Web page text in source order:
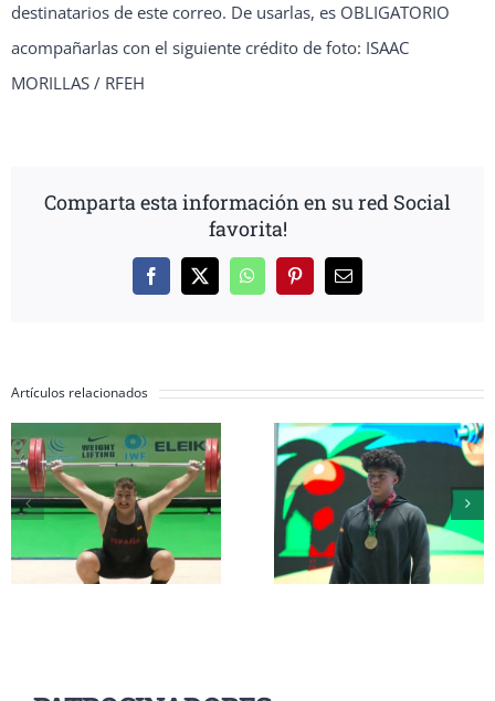
destinatarios de este correo. De usarlas, es OBLIGATORIO
acompañarlas con el siguiente crédito de foto: ISAAC
MORILLAS / RFEH
Comparta esta información en su red Social
favorita!
Facebook
X WhatsAppPinterestCorreo
Artículos relacionados
Erik Guadamud
conquista el oro
mundial en
arrancada y dos
platas en
Colombia
Inés Conde y
Mendizábal
completan su
participación
el Mundial
17 a la espera
grupo A